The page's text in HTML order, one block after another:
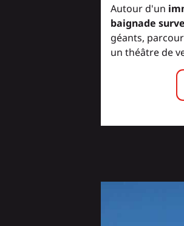
Autour d'un
baignade
géants,
un théâtre de